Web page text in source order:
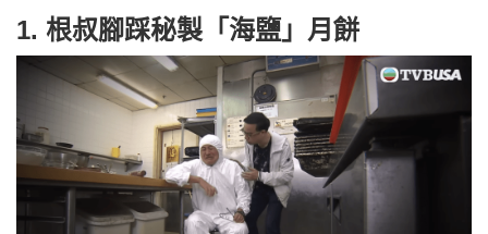
1. 根叔腳踩秘製「海鹽」月餅